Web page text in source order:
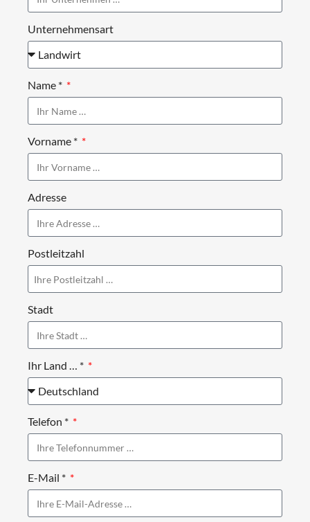
Unternehmensart
Name *
Vorname *
Adresse
Postleitzahl
Stadt
Ihr Land … *
Telefon *
E-Mail *